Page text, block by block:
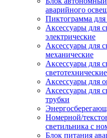
аварийного
Пиктограмма для
Аксессуары для
электрические
Аксессуары для
механические
Аксессуары для
светотехнические
Аксессуары для
Аксессуары для
трубки
Номерной/
светильника с
Блок питания